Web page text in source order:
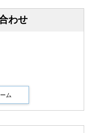
わせ